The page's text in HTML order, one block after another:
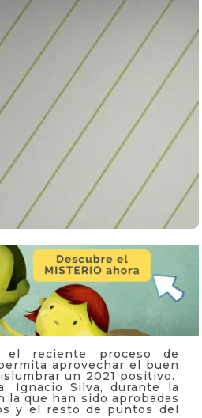
el reciente proceso de
aprovechar el buen
un 2021 positivo.
Ignacio Silva, durante la
que han sido aprobadas
y el resto de puntos del